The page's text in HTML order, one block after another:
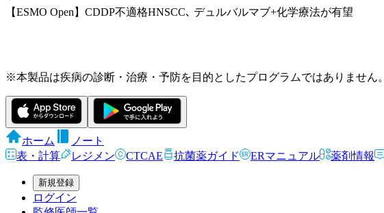
【ESMO Open】CDDP不適格HNSCC､ デュルバルマブ+化学療法が有望
※本製品は疾病の診断・治療・予防を目的としたプログラムではありません。
ホーム
ノート
表・計算
レジメン CTCAE 抗菌薬ガイド ERマニュアル 薬剤情報
新規登録
ログイン